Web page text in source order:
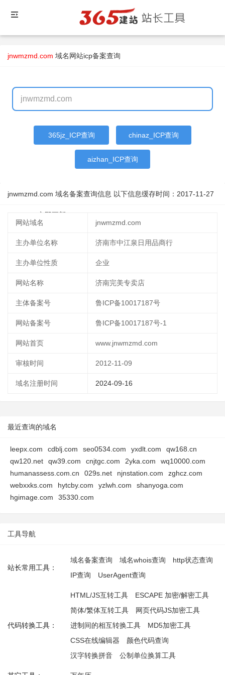
jnwmzmd.com 域名网站icp备案查询
365jz_ICP查询 chinaz_ICP查询
aizhan_ICP查询
jnwmzmd.com 域名备案查询信息 以下信息缓存时间： 2017-11-27
立即更新
网站域名
jnwmzmd.com
主办单位名称 济南市中江泉日用品商行
主办单位性质 企业
网站名称 济南完美专卖店
主体备案号 鲁ICP备10017187号
网站备案号 鲁ICP备10017187号-1
网站首页 www.jnwmzmd.com
审核时间 2012-11-09
域名注册时间 2024-09-16
最近查询的域名
leepx.com cdblj.com seo0534.com yxdlt.com
qw168.cn
qw120.net
qw39.com cnjtgc.com 2yka.com
wq10000.com
humanassess.com.cn
029s.net njnstation.com
zghcz.com
webxxks.com
hytcby.com yzlwh.com
shanyoga.com
hgimage.com
35330.com
工具导航
站长常用工具：
域名备案查询 域名whois查询
http状态查询
IP查询
UserAgent查询
代码转换工具：
HTML/JS互转工具
ESCAPE 加密/解密工具
简体/繁体互转工具
网页代码JS加密工具
进制间的相互转换工具
MD5加密工具
CSS在线编辑器
颜色代码查询
汉字转换拼音
公制单位换算工具